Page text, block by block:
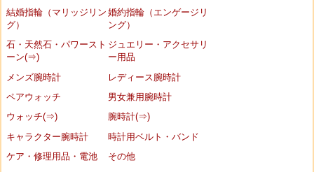
結婚指輪（マリッジリン
グ）
婚約指輪（エンゲージリ
ング）
石・天然石・パワースト
ーン(⇒)
ジュエリー・アクセサリ
ー用品
メンズ腕時計
レディース腕時計
ペアウォッチ
男女兼用腕時計
ウォッチ(⇒)
腕時計(⇒)
キャラクター腕時計
時計用ベルト・バンド
ケア・修理用品・電池
その他